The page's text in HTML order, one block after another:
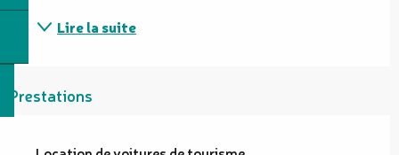
Lire la suite
Prestations